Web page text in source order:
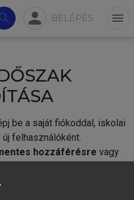
person BELÉPÉS menu
be a saját fiókoddal, iskolai
felhasználóként.
hozzáférésre vagy